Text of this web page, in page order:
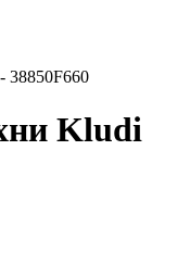
38850F660
Kludi